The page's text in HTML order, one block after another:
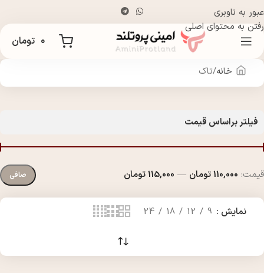
عبور به ناوبری
رفتن به محتوای اصلی
۰ تومان
خانه تاک
فیلتر براساس قیمت
صافی قيمت: 110,000 تومان — 115,000 تومان
نمایش 9
12
18
24